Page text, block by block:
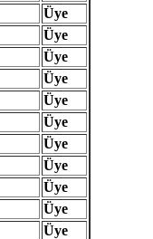
Üye
Üye
Üye
Üye
Üye
Üye
Üye
Üye
Üye
Üye
Üye